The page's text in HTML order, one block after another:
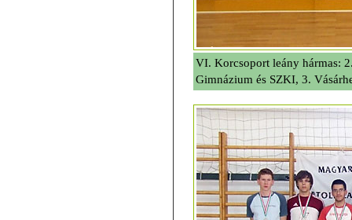
VI. Korcsoport leány hármas:
Gimnázium és SZKI, 3.